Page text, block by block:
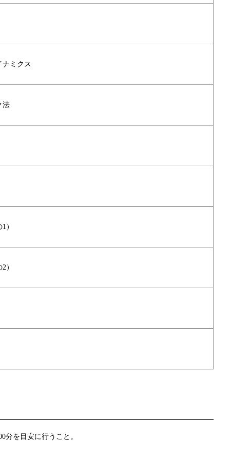
ナミクス
法
）
）
を目安に行うこと。